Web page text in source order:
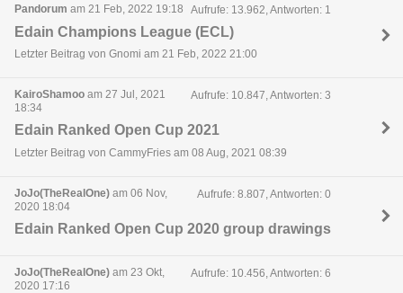
Pandorum am 21 Feb, 2022 19:18 Aufrufe: 13.962, Antworten: 1
Edain Champions League (ECL)
Letzter Beitrag von Gnomi am 21 Feb, 2022 21:00
KairoShamoo am 27 Jul, 2021
18:34
Aufrufe: 10.847, Antworten: 3
Edain Ranked Open Cup 2021
Letzter Beitrag von CammyFries am 08 Aug, 2021 08:39
JoJo(TheRealOne) am 06 Nov,
2020 18:04
Aufrufe: 8.807, Antworten: 0
Edain Ranked Open Cup 2020 group drawings
JoJo(TheRealOne) am 23 Okt,
2020 17:16
Aufrufe: 10.456, Antworten: 6